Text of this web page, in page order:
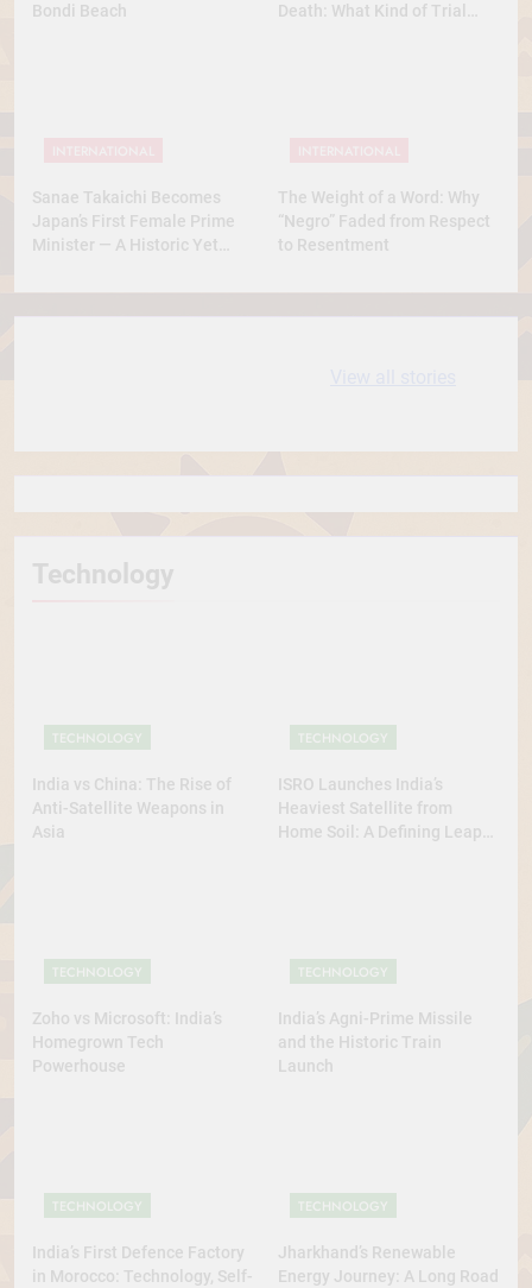
Bondi Beach
Death: What Kind of Trial
Sanae Takaichi Becomes
Japan’s First Female Prime
Minister — A Historic Yet
The Weight of a Word: Why
“Negro” Faded from Respect
to Resentment
Technology
TECHNOLOGY
India vs China: The Rise of
Anti-Satellite Weapons in
Asia
TECHNOLOGY
ISRO Launches India’s
Heaviest Satellite from
Home Soil: A Defining Leap
TECHNOLOGY
Zoho vs Microsoft: India’s
Homegrown Tech
Powerhouse
TECHNOLOGY
India’s Agni-Prime Missile
and the Historic Train
Launch
TECHNOLOGY
India’s First Defence Factory
in Morocco: Technology, Self-
TECHNOLOGY
Jharkhand’s Renewable
Energy Journey: A Long Road